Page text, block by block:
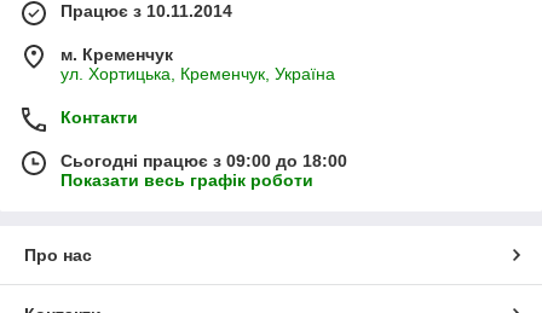
Працює з 10.11.2014
м. Кременчук
ул. Хортицька, Кременчук, Україна
Контакти
Сьогодні працює з 09:00 до 18:00
Показати весь графік роботи
Про нас